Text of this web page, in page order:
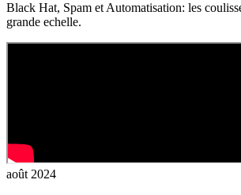
Black Hat, Spam et Automatisation: les
grande echelle.
août 2024